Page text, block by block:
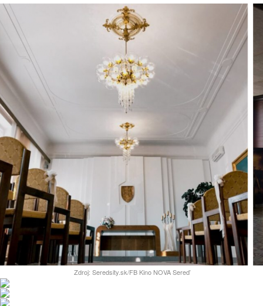
Zdroj: Seredsity.sk/FB Kino NOVA Sereď